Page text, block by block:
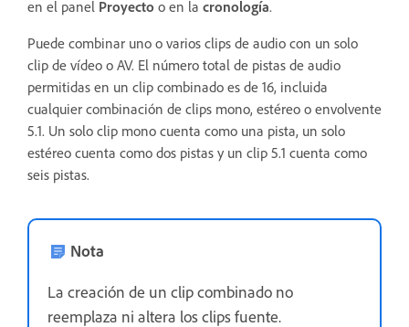
en el panel Proyecto o en la cronología.
Puede combinar uno o varios clips de audio con un solo
clip de vídeo o AV. El número total de pistas de audio
permitidas en un clip combinado es de 16, incluida
cualquier combinación de clips mono, estéreo o envolvente
5.1. Un solo clip mono cuenta como una pista, un solo
estéreo cuenta como dos pistas y un clip 5.1 cuenta como
seis pistas.
Nota
La creación de un clip combinado no
reemplaza ni altera los clips fuente.